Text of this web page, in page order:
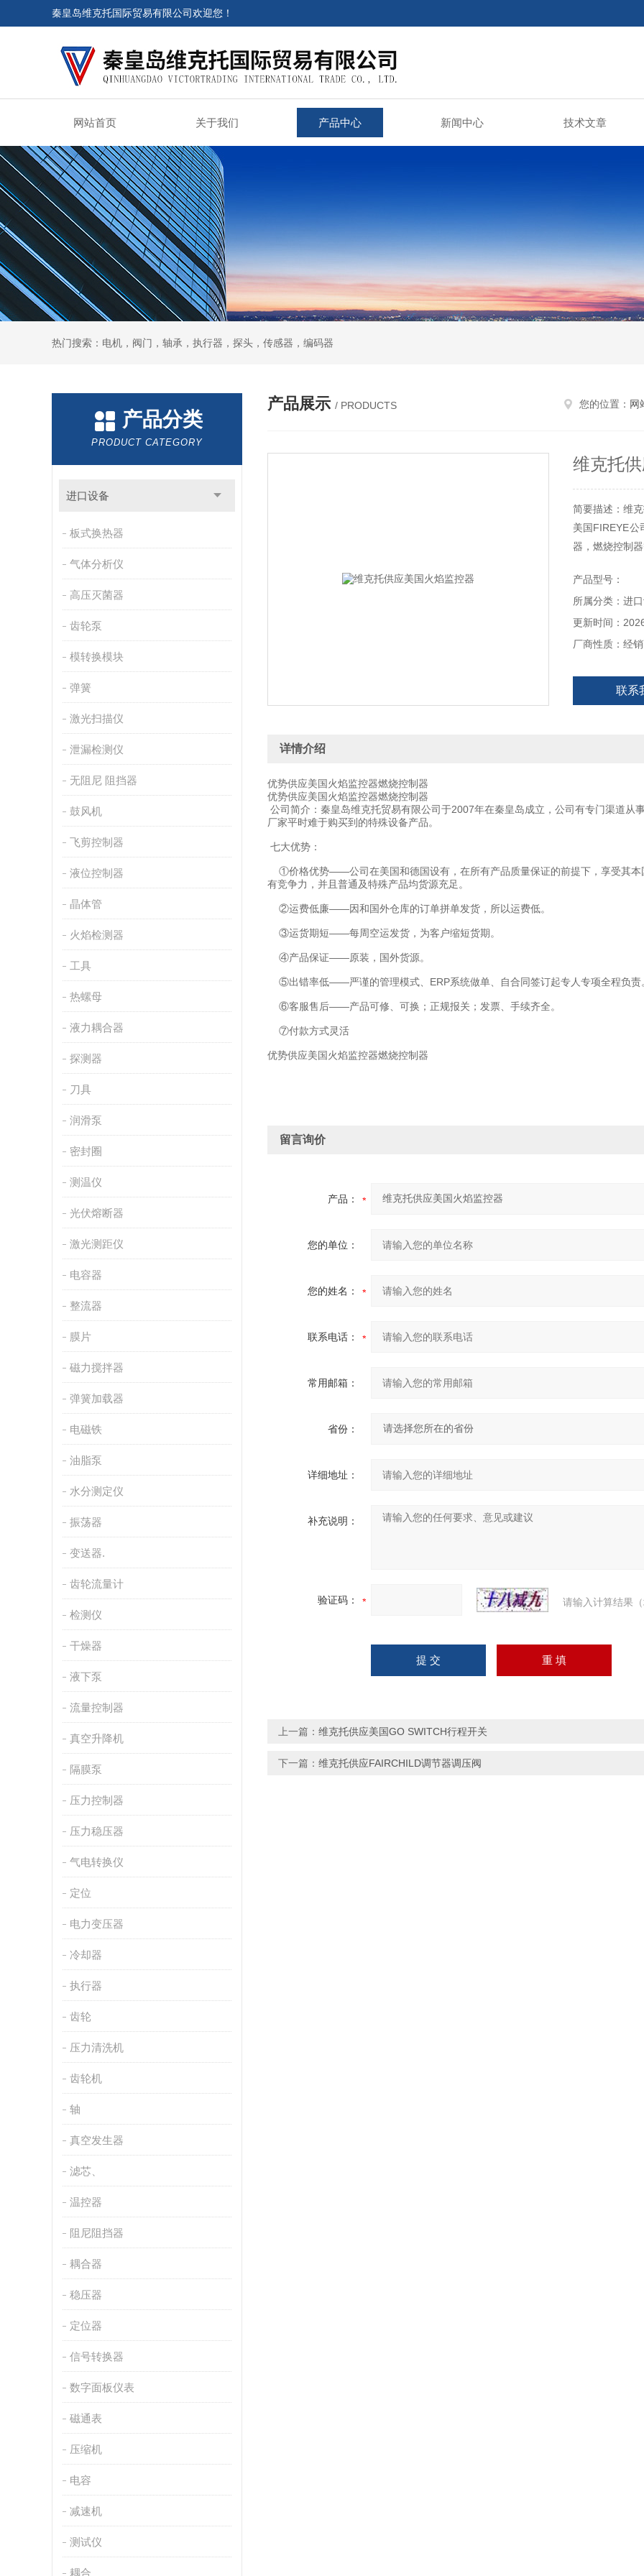
秦皇岛维克托国际贸易有限公司欢迎您！
网站首页 关于我们 产品中心 新闻中心 技术文章
热门搜索：电机，阀门，轴承，执行器，探头，传感器，编码器
产品分类
PRODUCT CATEGORY
进口设备
板式换热器
气体分析仪
高压灭菌器
齿轮泵
模转换模块
弹簧
激光扫描仪
泄漏检测仪
无阻尼 阻挡器
鼓风机
飞剪控制器
液位控制器
晶体管
火焰检测器
工具
热螺母
液力耦合器
探测器
刀具
润滑泵
密封圈
测温仪
光伏熔断器
激光测距仪
电容器
整流器
膜片
磁力搅拌器
弹簧加载器
电磁铁
油脂泵
水分测定仪
振荡器
变送器.
齿轮流量计
检测仪
干燥器
液下泵
流量控制器
真空升降机
隔膜泵
压力控制器
压力稳压器
气电转换仪
定位
电力变压器
冷却器
执行器
齿轮
压力清洗机
齿轮机
轴
真空发生器
滤芯、
温控器
阻尼阻挡器
耦合器
稳压器
定位器
信号转换器
数字面板仪表
磁通表
压缩机
电容
减速机
测试仪
耦合
产品展示 / PRODUCTS 您的位置： 网
维克托
简要描述：维
美国FIREYE公
器，燃烧控制
产品型号：
所属分类：进
更新时间：
厂商性质：经
联系
详情介绍
优势供应美国火焰监控器燃烧控制器
优势供应美国火焰监控器燃烧控制器
公司简介：秦皇岛维克托贸易有限公司于2007年在秦皇岛成立，公司有专门渠道从
厂家平时难于购买到的特殊设备产品。
七大优势：
①价格优势——公司在美国和德国设有，在所有产品质量保证的前提下，享受其本
有竞争力，并且普通及特殊产品均货源充足。
②运费低廉——因和国外仓库的订单拼单发货，所以运费低。
③运货期短——每周空运发货，为客户缩短货期。
④产品保证——原装，国外货源。
⑤出错率低——严谨的管理模式、ERP系统做单、自合同签订起专人专项全程负责
⑥客服售后——产品可修、可换；正规报关；发票、手续齐全。
⑦付款方式灵活
优势供应美国火焰监控器燃烧控制器
留言询价
产品：
您的单位：
您的姓名：
联系电话：
常用邮箱：
省份：
详细地址：
补充说明：
验证码： 请输入计算结果
上一篇： 维克托供应美国GO SWITCH行程开关
下一篇： 维克托供应FAIRCHILD调节器调压阀